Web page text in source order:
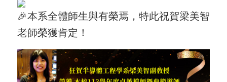
本系全體師生與有榮焉，特此祝賀梁美智
老師榮獲肯定！